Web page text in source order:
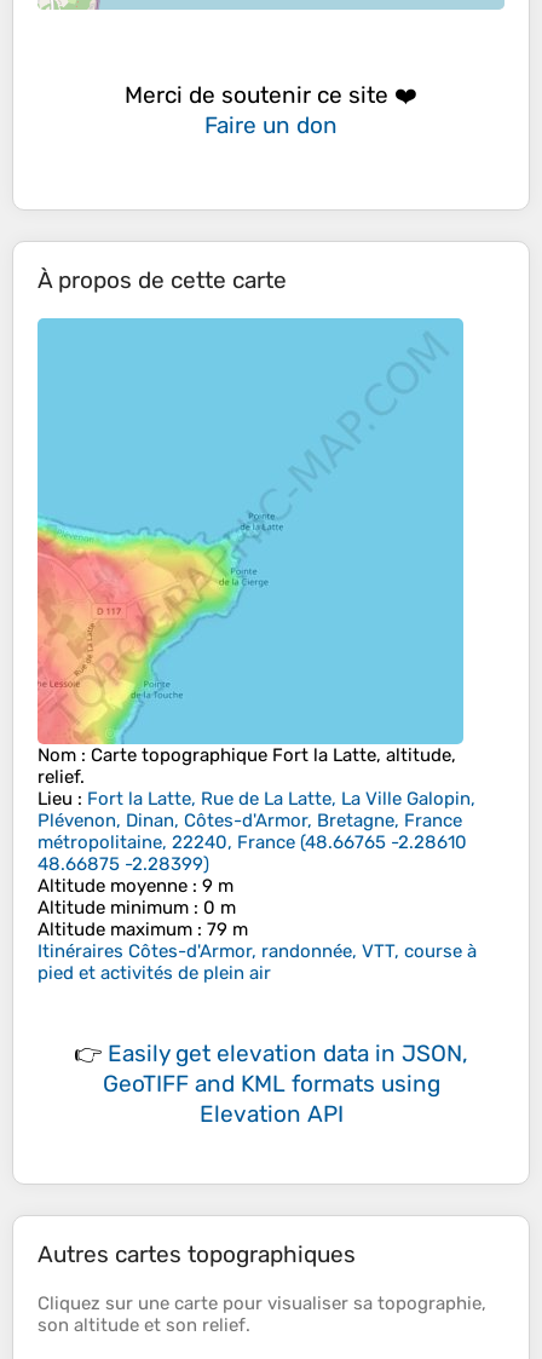
Merci de soutenir ce site ❤️
Faire un don
À propos de cette carte
Nom : Carte topographique Fort la Latte, altitude,
relief.
Lieu : Fort la Latte, Rue de La Latte, La Ville Galopin,
Plévenon, Dinan, Côtes-d'Armor, Bretagne, France
métropolitaine, 22240, France (48.66765 -2.28610
48.66875 -2.28399)
Altitude moyenne : 9 m
Altitude minimum : 0 m
Altitude maximum : 79 m
Itinéraires Côtes-d'Armor, randonnée, VTT, course à
pied et activités de plein air
👉 Easily get elevation data in JSON,
GeoTIFF and KML formats using
Elevation API
Autres cartes topographiques
Cliquez sur une carte pour visualiser sa topographie,
son altitude et son relief.